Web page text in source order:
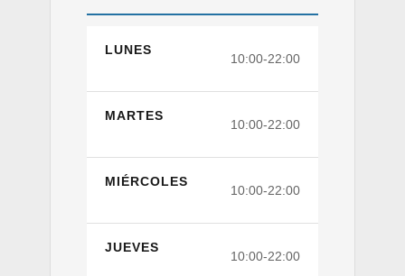
LUNES
10:00-22:00
MARTES
10:00-22:00
MIÉRCOLES
10:00-22:00
JUEVES
10:00-22:00